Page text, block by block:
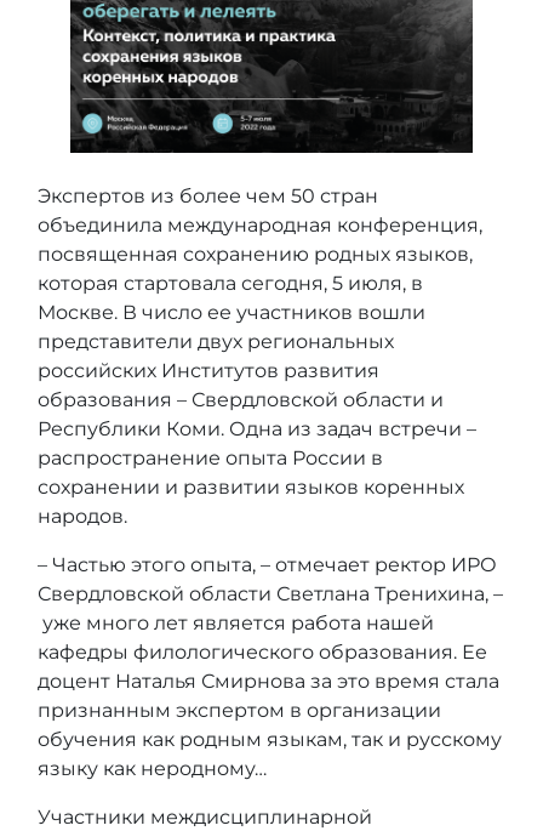
Экспертов из более чем 50 стран
объединила международная конференция,
посвященная сохранению родных языков,
которая стартовала сегодня, 5 июля, в
Москве. В число ее участников вошли
представители двух региональных
российских Институтов развития
образования – Свердловской области и
Республики Коми. Одна из задач встречи –
распространение опыта России в
сохранении и развитии языков коренных
народов.
– Частью этого опыта, – отмечает ректор ИРО
Свердловской области Светлана Тренихина, –
уже много лет является работа нашей
кафедры филологического образования. Ее
доцент Наталья Смирнова за это время стала
признанным экспертом в организации
обучения как родным языкам, так и русскому
языку как неродному…
Участники междисциплинарной